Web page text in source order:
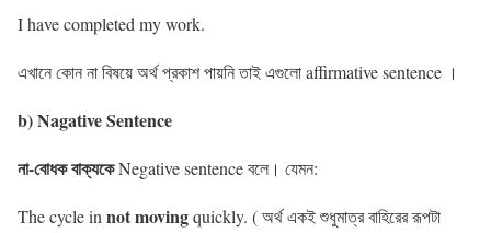
I have completed my work.
এখানে কোন না বিষয়ে অর্থ প্রকাশ পায়নি তাই এগুলো affirmative sentence ।
b) Nagative Sentence
না-বোধক বাক্যকেNegative sentence বলে। যেমন:
The cycle in not movingquickly. ( অর্থ একই শুধুমাত্র বাহিরের রূপটা